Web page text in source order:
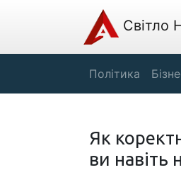
Світло
Політика
Як
ви навіть